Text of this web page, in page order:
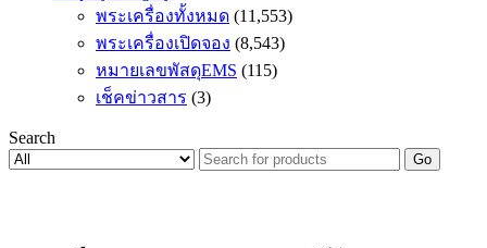
พระเครื่องทั้งหมด (11,553)
พระเครื่องเปิดจอง (8,543)
หมายเลขพัสดุEMS (115)
เช็คข่าวสาร (3)
Search
Go